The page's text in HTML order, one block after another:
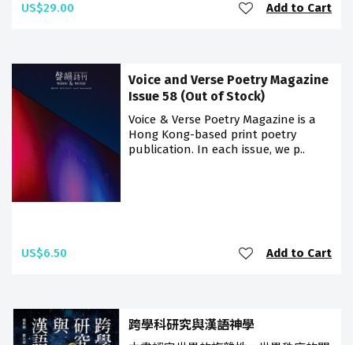
US$29.00 Add to Cart
Voice and Verse Poetry Magazine
Issue 58 (Out of Stock)
Voice & Verse Poetry Magazine is a
Hong Kong-based print poetry
publication. In each issue, we p..
US$6.50 Add to Cart
跨學科研究與漢語神學